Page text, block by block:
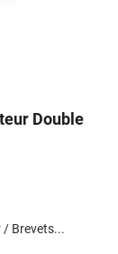
Double
/ Brevets...